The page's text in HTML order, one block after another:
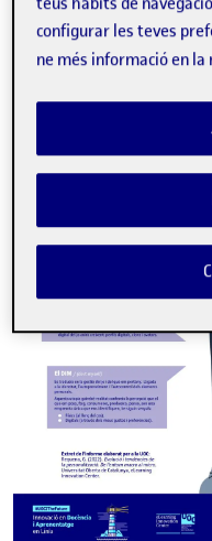
configurar les teves
ne més informació en la